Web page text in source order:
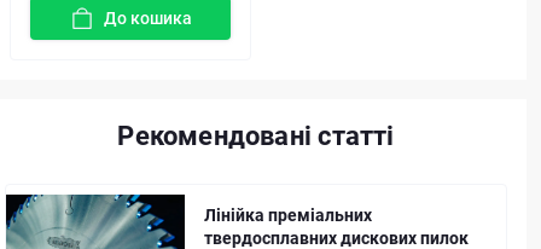
До кошика
Рекомендовані статті
Лінійка преміальних
твердосплавних дискових пилок